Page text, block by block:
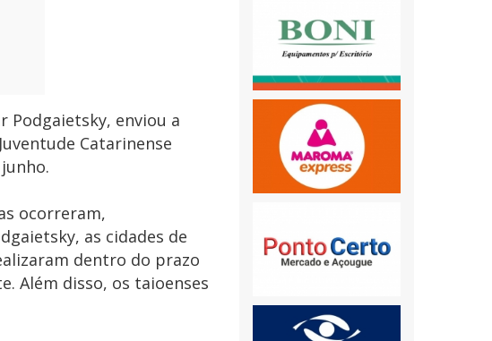
Podgaietsky, enviou a
Catarinense
ocorreram,
as cidades de
dentro do prazo
Além disso, os taioenses